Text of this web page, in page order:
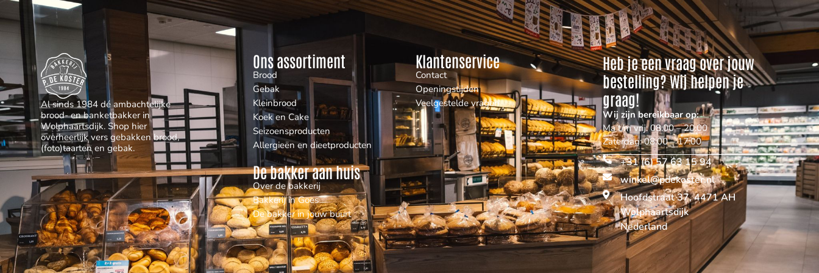
Al sinds 1984 dé ambachtelijke
brood- en banketbakker in
Wolphaartsdijk. Shop hier
overheerlijk vers gebakken brood,
(foto)taarten en gebak.
Ons assortiment
Brood
Gebak
Kleinbrood
Koek en Cake
Seizoensproducten
Allergieën en dieetproducten
De bakker aan huis
Over de bakkerij
Bakkerij in Goes
De bakker in jouw buurt
Klantenservice
Contact
Openingstijden
Veelgestelde vragen
Heb je een vraag over jouw
bestelling? Wij helpen je
graag!
Wij zijn bereikbaar op:
Ma t/m vrij: 08:00 – 20:00
Zaterdag: 08:00 – 17:00
+31 (6) 57 63 15 94
winkel@pdekoster.nl
Hoofdstraat 37, 4471 AH
Wolphaartsdijk
Nederland